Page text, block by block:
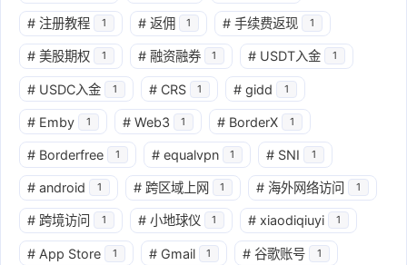
# 注册教程 1 # 返佣 1 # 手续费返现 1
# 美股期权 1 # 融资融券 1 # USDT入金 1
# USDC入金 1 # CRS 1 # gidd 1
# Emby 1 # Web3 1 # BorderX 1
# Borderfree 1 # equalvpn 1 # SNI 1
# android 1 # 跨区域上网 1 # 海外网络访问 1
# 跨境访问 1 # 小地球仪 1 # xiaodiqiuyi 1
# App Store 1 # Gmail 1 # 谷歌账号 1